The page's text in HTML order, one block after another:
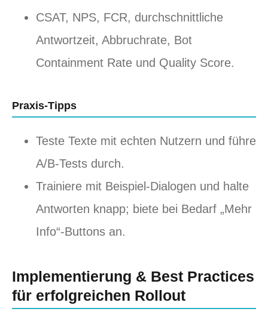
CSAT, NPS, FCR, durchschnittliche
Antwortzeit, Abbruchrate, Bot
Containment Rate und Quality Score.
Praxis-Tipps
Teste Texte mit echten Nutzern und führe
A/B-Tests durch.
Trainiere mit Beispiel-Dialogen und halte
Antworten knapp; biete bei Bedarf „Mehr
Info“-Buttons an.
Implementierung & Best Practices
für erfolgreichen Rollout